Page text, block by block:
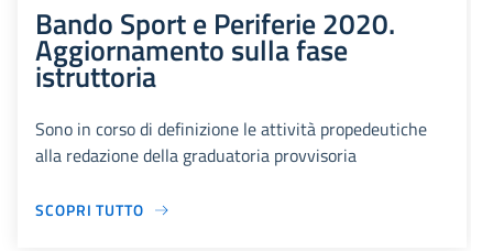
Bando Sport e Periferie 2020.
Aggiornamento sulla fase
istruttoria
Sono in corso di definizione le attività propedeutiche
alla redazione della graduatoria provvisoria
SCOPRI TUTTO